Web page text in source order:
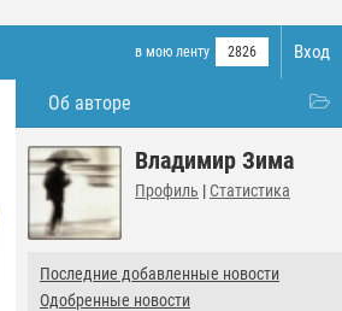
Вход
в мою ленту 2826
Об авторе
Владимир Зима
Профиль | Статистика
Последние добавленные новости
Одобренные новости